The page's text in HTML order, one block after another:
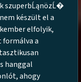
szuperbĹąnözĹ�
készült el a
elfolyik,
formálva a
hanggal
ahogy